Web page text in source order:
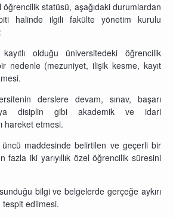
öğrencilik statüsü, aşağıdaki durumlardan
halinde ilgili fakülte yönetim kurulu
olduğu üniversitedeki öğrencilik
nedenle (mezuniyet, ilişik kesme, kayıt
derslere devam, sınav, başarı
disiplin gibi akademik ve idari
hareket etmesi.
maddesinde belirtilen ve geçerli bir
fazla iki yarıyıllık özel öğrencilik süresini
bilgi ve belgelerde gerçeğe aykırı
tespit edilmesi.